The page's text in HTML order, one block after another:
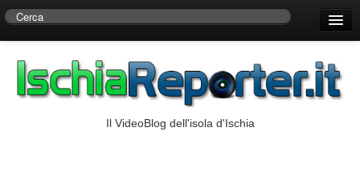
Centro di Ricerche Storiche D’Ambra
Il VideoBlog dell'isola d'Ischia